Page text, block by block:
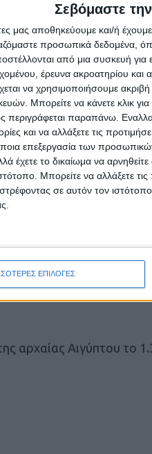
Σεβόμαστε την
μας αποθηκεύουμε και/ή
προσωπικά δεδομένα,
από μια συσκευή για
έρευνα ακροατηρίου και
να χρησιμοποιήσουμε
Μπορείτε να κάνετε κλικ για
περιγράφεται παραπάνω.
και να αλλάξετε τις
επεξεργασία των
έχετε το δικαίωμα να
Μπορείτε να αλλάξετε
σε αυτόν τον
ΕΠΙΛΟΓΕΣ
εδώ και 10
στην ομάδα του
στο
ότι στην περιοχή
και κεραμικών, καθώς
της χαμένης πόλης
μετά τον τάφο του
εκτείνεται δυτικά
ιστορικές αναφορές,
και βιομηχανικό
στην ανακοίνωσή του.
επί βασιλείας του
ή ταύρων» και ένα
αρχαίας Αιγύπτου το